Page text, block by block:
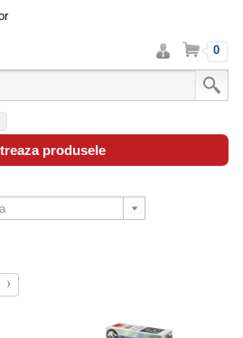
Intra
in
cont
Cos 0
produsele